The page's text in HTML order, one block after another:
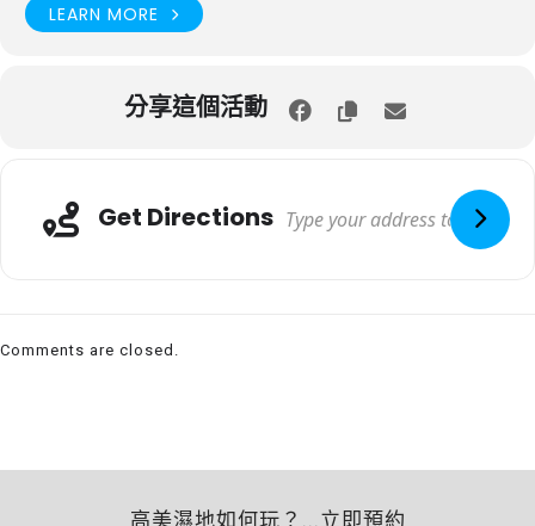
LEARN MORE
分享這個活動
Get Directions
Comments are closed.
高美濕地如何玩？...立即預約